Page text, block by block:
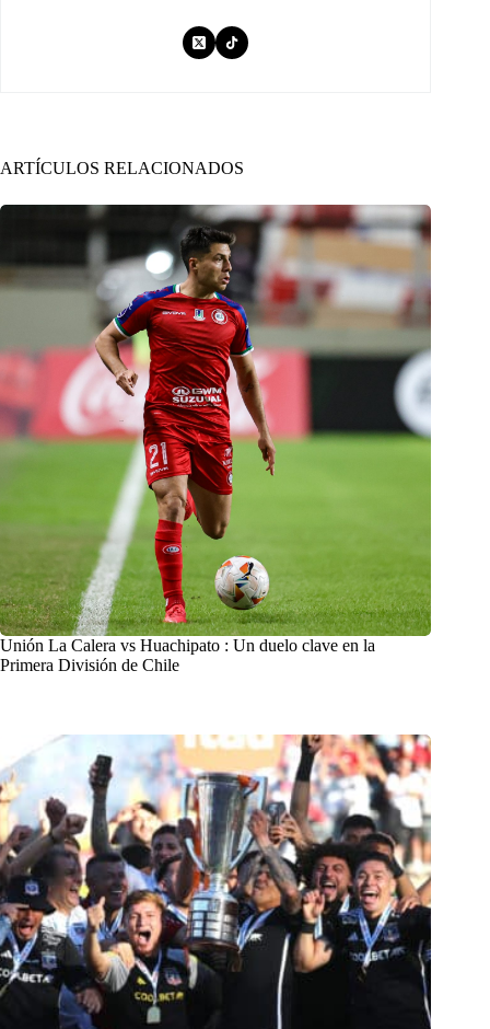
ARTÍCULOS RELACIONADOS
Unión La Calera vs Huachipato : Un duelo clave en la
Primera División de Chile